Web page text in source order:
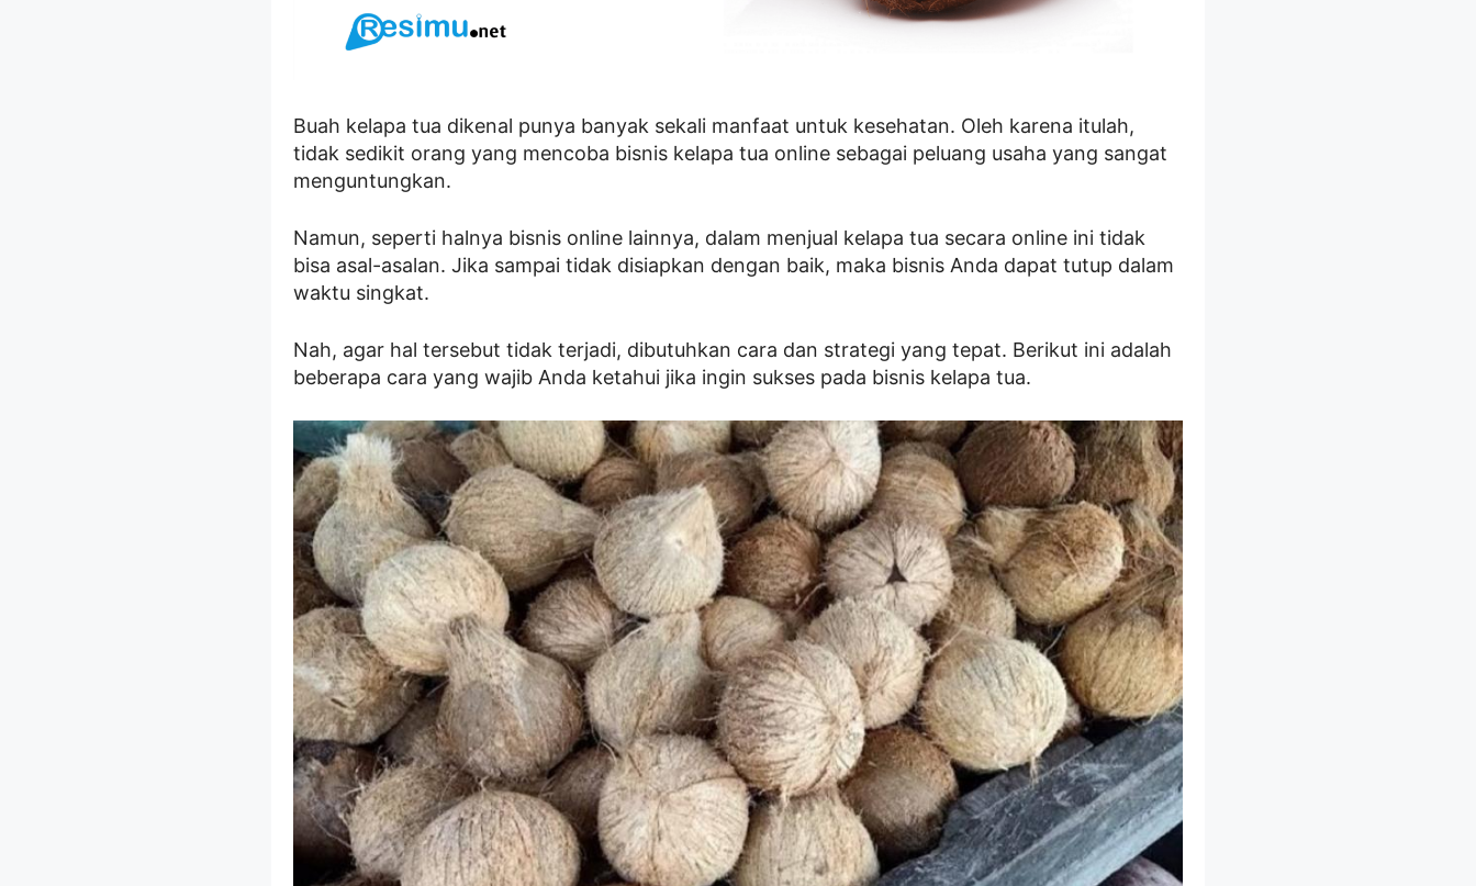
Buah kelapa tua dikenal punya banyak sekali manfaat untuk kesehatan. Oleh karena itulah,
tidak sedikit orang yang mencoba bisnis kelapa tua online sebagai peluang usaha yang sangat
menguntungkan.
Namun, seperti halnya bisnis online lainnya, dalam menjual kelapa tua secara online ini tidak
bisa asal-asalan. Jika sampai tidak disiapkan dengan baik, maka bisnis Anda dapat tutup dalam
waktu singkat.
Nah, agar hal tersebut tidak terjadi, dibutuhkan cara dan strategi yang tepat. Berikut ini adalah
beberapa cara yang wajib Anda ketahui jika ingin sukses pada bisnis kelapa tua.